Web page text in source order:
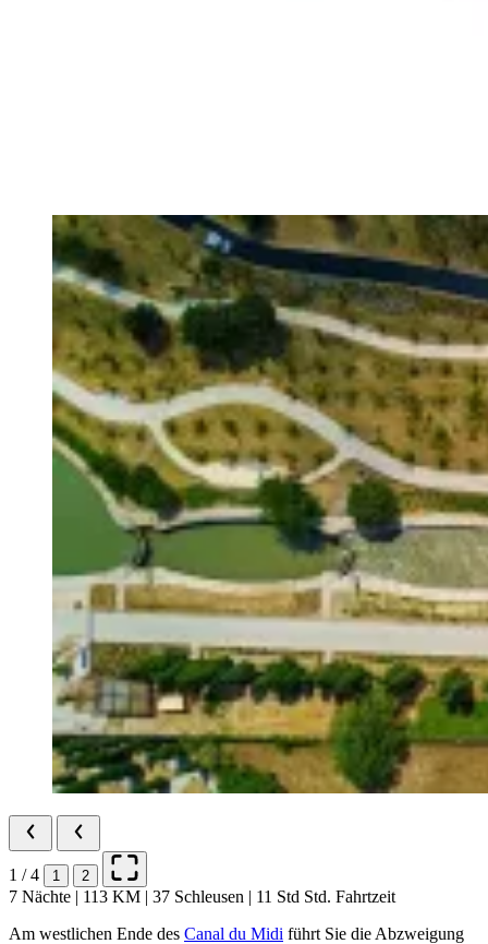
1 / 4 1 2
7 Nächte | 113 KM | 37 Schleusen | 11 Std Std. Fahrtzeit
Am westlichen Ende des Canal du Midi führt Sie die Abzweigung